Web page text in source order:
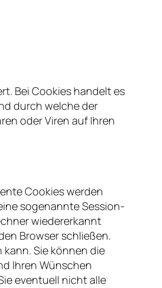
Bei Cookies handelt es
durch welche der
oder Viren auf Ihren
Cookies werden
sogenannte Session-
wiedererkannt
Browser schließen.
Sie können die
Ihren Wünschen
eventuell nicht alle